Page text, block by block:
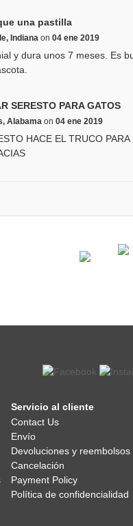
una pastilla
Indiana on 04 ene 2019
y dura unos 7 meses. Es
SERESTO PARA GATOS
Alabama on 04 ene 2019
HACE EL TRUCO
Servicio al cliente
Contact Us
Envío
Devoluciones y reembolsos
Cancelación
Payment Policy
Política de confidencialidad